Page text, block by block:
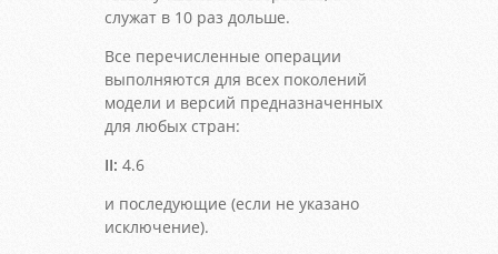
служат в 10 раз дольше.
Все перечисленные операции
выполняются для всех поколений
модели и версий предназначенных
для любых стран:
II: 4.6
и последующие (если не указано
исключение).